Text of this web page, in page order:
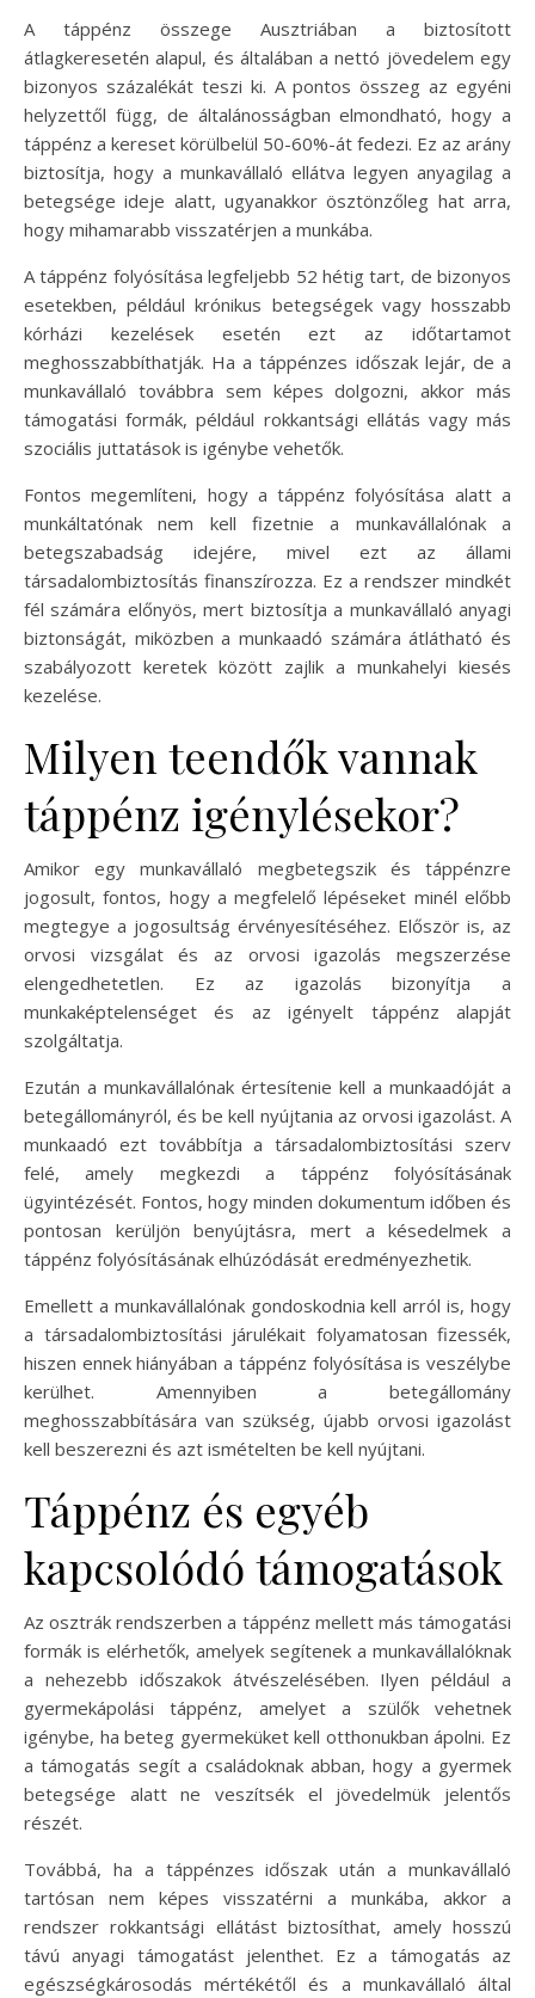
A táppénz összege Ausztriában a biztosított
átlagkeresetén alapul, és általában a nettó jövedelem egy
bizonyos százalékát teszi ki. A pontos összeg az egyéni
helyzettől függ, de általánosságban elmondható, hogy a
táppénz a kereset körülbelül 50-60%-át fedezi. Ez az arány
biztosítja, hogy a munkavállaló ellátva legyen anyagilag a
betegsége ideje alatt, ugyanakkor ösztönzőleg hat arra,
hogy mihamarabb visszatérjen a munkába.
A táppénz folyósítása legfeljebb 52 hétig tart, de bizonyos
esetekben, például krónikus betegségek vagy hosszabb
kórházi kezelések esetén ezt az időtartamot
meghosszabbíthatják. Ha a táppénzes időszak lejár, de a
munkavállaló továbbra sem képes dolgozni, akkor más
támogatási formák, például rokkantsági ellátás vagy más
szociális juttatások is igénybe vehetők.
Fontos megemlíteni, hogy a táppénz folyósítása alatt a
munkáltatónak nem kell fizetnie a munkavállalónak a
betegszabadság idejére, mivel ezt az állami
társadalombiztosítás finanszírozza. Ez a rendszer mindkét
fél számára előnyös, mert biztosítja a munkavállaló anyagi
biztonságát, miközben a munkaadó számára átlátható és
szabályozott keretek között zajlik a munkahelyi kiesés
kezelése.
Milyen teendők vannak
táppénz igénylésekor?
Amikor egy munkavállaló megbetegszik és táppénzre
jogosult, fontos, hogy a megfelelő lépéseket minél előbb
megtegye a jogosultság érvényesítéséhez. Először is, az
orvosi vizsgálat és az orvosi igazolás megszerzése
elengedhetetlen. Ez az igazolás bizonyítja a
munkaképtelenséget és az igényelt táppénz alapját
szolgáltatja.
Ezután a munkavállalónak értesítenie kell a munkaadóját a
betegállományról, és be kell nyújtania az orvosi igazolást. A
munkaadó ezt továbbítja a társadalombiztosítási szerv
felé, amely megkezdi a táppénz folyósításának
ügyintézését. Fontos, hogy minden dokumentum időben és
pontosan kerüljön benyújtásra, mert a késedelmek a
táppénz folyósításának elhúzódását eredményezhetik.
Emellett a munkavállalónak gondoskodnia kell arról is, hogy
a társadalombiztosítási járulékait folyamatosan fizessék,
hiszen ennek hiányában a táppénz folyósítása is veszélybe
kerülhet. Amennyiben a betegállomány
meghosszabbítására van szükség, újabb orvosi igazolást
kell beszerezni és azt ismételten be kell nyújtani.
Táppénz és egyéb
kapcsolódó támogatások
Az osztrák rendszerben a táppénz mellett más támogatási
formák is elérhetők, amelyek segítenek a munkavállalóknak
a nehezebb időszakok átvészelésében. Ilyen például a
gyermekápolási táppénz, amelyet a szülők vehetnek
igénybe, ha beteg gyermeküket kell otthonukban ápolni. Ez
a támogatás segít a családoknak abban, hogy a gyermek
betegsége alatt ne veszítsék el jövedelmük jelentős
részét.
Továbbá, ha a táppénzes időszak után a munkavállaló
tartósan nem képes visszatérni a munkába, akkor a
rendszer rokkantsági ellátást biztosíthat, amely hosszú
távú anyagi támogatást jelenthet. Ez a támogatás az
egészségkárosodás mértékétől és a munkavállaló által